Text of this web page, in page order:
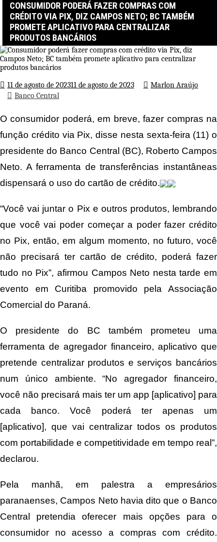
CONSUMIDOR PODERÁ FAZER COMPRAS COM
CRÉDITO VIA PIX, DIZ CAMPOS NETO; BC TAMBÉM
PROMETE APLICATIVO PARA CENTRALIZAR
PRODUTOS BANCÁRIOS
11 de agosto de 202311 de agosto de 2023
Marlon Araújo
Banco Central
O consumidor poderá, em breve, fazer compras na
função crédito via Pix, disse nesta sexta-feira (11) o
presidente do Banco Central (BC), Roberto Campos
Neto. A ferramenta de transferências instantâneas
dispensará o uso do cartão de crédito.
“Você vai juntar o Pix e outros produtos, lembrando
que você vai poder começar a poder fazer crédito
no Pix, então, em algum momento, no futuro, você
não precisará ter cartão de crédito, poderá fazer
tudo no Pix”, afirmou Campos Neto nesta tarde em
evento em Curitiba promovido pela Associação
Comercial do Paraná.
O presidente do BC também prometeu uma
ferramenta de agregador financeiro, aplicativo que
pretende centralizar produtos e serviços bancários
num único ambiente. “No agregador financeiro,
você não precisará mais ter um app [aplicativo] para
cada banco. Você poderá ter apenas um
[aplicativo], que vai centralizar todos os produtos
com portabilidade e competitividade em tempo real”,
declarou.
Pela manhã, em palestra a empresários
paranaenses, Campos Neto havia dito que o Banco
Central pretendia oferecer mais opções para o
consumidor no acesso a compras com crédito.